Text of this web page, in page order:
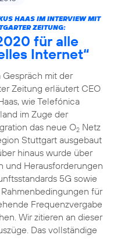
HAAS IM INTERVIEW MIT
ZEITUNG:
für alle
Internet“
Gespräch mit der
Zeitung erläutert CEO
wie Telefónica
im Zuge der
das neue O2Netz
Stuttgart ausgebaut
hinaus wurde über
und Herausforderungen
5G sowie
für
Frequenzvergabe
Wir zitieren an dieser
Das vollständige